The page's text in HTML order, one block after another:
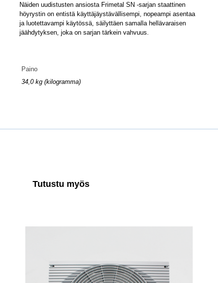
Näiden uudistusten ansiosta Frimetal SN -sarjan staattinen
höyrystin on entistä käyttäjäystävällisempi, nopeampi asentaa
ja luotettavampi käytössä, säilyttäen samalla hellävaraisen
jäähdytyksen, joka on sarjan tärkein vahvuus.
Paino
34,0 kg (kilogramma)
Tutustu myös